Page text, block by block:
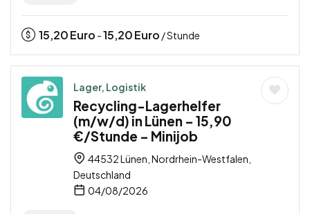
15,20Euro -15,20Euro / Stunde
Lager, Logistik
Recycling-Lagerhelfer
(m/w/d) in Lünen – 15,90
€/Stunde – Minijob
44532 Lünen, Nordrhein-Westfalen,
Deutschland
04/08/2026